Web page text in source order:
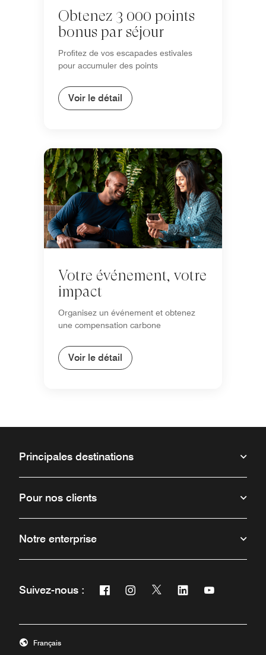
Obtenez 3 000 points
bonus par séjour
Profitez de vos escapades estivales
pour accumuler des points
Voir le détail
Votre événement, votre
impact
Organisez un événement et obtenez
une compensation carbone
Voir le détail
Principales destinations
Pour nos clients
Notre enterprise
Suivez-nous : Facebook
Ouvre une nouvelle fenêtre
Instagram
Ouvre une nouvelle fenêtre
Twitter
Ouvre une nouvelle
Linkedin
Ouvre uneOuvre une
Français